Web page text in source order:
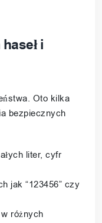
i
Oto kilka
bezpiecznych
liter, cyfr
jak “123456” czy
różnych